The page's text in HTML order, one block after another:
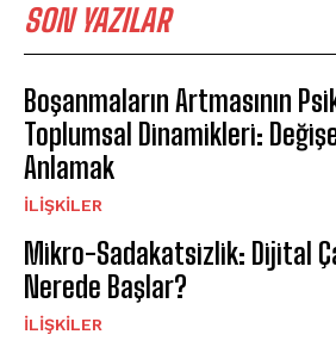
SON YAZILAR
Boşanmaların Artmasının
Toplumsal Dinamikleri:
Anlamak
İLIŞKILER
Mikro-Sadakatsizlik: Dijital
Nerede Başlar?
İLIŞKILER